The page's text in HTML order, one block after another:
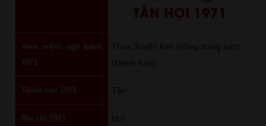
TÂN HỢI 1971
Xem mệnh ngũ hành
1971
Thoa Xuyến Kim (Vàng trang sức)
(Mệnh Kim)
Thiên can 1971 Tân
Địa chi 1971 Hợi